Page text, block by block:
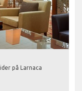
på Larnaca